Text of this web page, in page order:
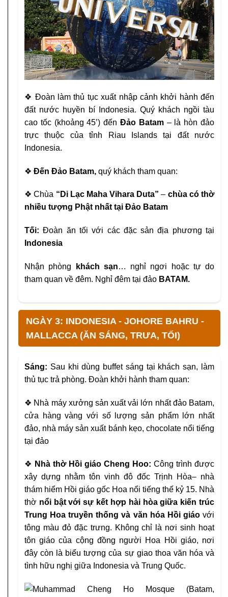
❖ Đoàn làm thủ tục xuất nhập cảnh khởi hành đến
đất nước huyền bí Indonesia. Quý khách ngồi tàu
cao tốc (khoảng 45’)đếnĐảo Batam – là hòn đảo
trực thuộc của tỉnh Riau Islandstại đất nước
Indonesia.
❖ Đến Đảo Batam, quý khách tham quan:
❖Chùa “Di Lạc Maha Vihara Duta”– chùa có thờ
nhiều tượng Phật nhất tại Đảo Batam
Tối:Đoàn ăn tối với các đặc sản địa phương tại
Indonesia
Nhận phòng khách sạn… nghỉ ngơi hoặc tự do
tham quan về đêm. Nghỉ đêm tại đảo BATAM.
NGÀY 3: INDONESIA - JOHORE BAHRU -
MALLACCA (ĂN SÁNG, TRƯA, TỐI)
Sáng: Sau khi dùng buffet sáng tại khách sạn, làm
thủ tục trả phòng. Đoàn khởi hành tham quan:
❖ Nhà máy xưởng sản xuất vải lớn nhất đảo Batam,
cửa
hàng vàng với số lượng sản phẩm lớn nhất
đảo, nhà máy sản xuất bánh kẹo, chocolate nổi tiếng
tại đảo
❖ Nhà thờ Hồi giáo Cheng Hoo: Công trình được
xây dựng nhằm tôn vinh đô đốc Trịnh Hòa– nhà
thám hiểm Hồi giáo gốc Hoa nổi tiếng thế kỷ 15. Nhà
thờ nổi bật với sự kết hợp hài hòa giữa kiến trúc
Trung Hoa truyền thống và văn hóa Hồi giáovới
tông màu đỏ đặc trưng. Không chỉ là nơisinh hoạt
tôn giáo của cộng đồng người Hoa Hồi giáo, nơi
đây còn là biểu tượng của sự giao thoa văn hóa và
tình hữu nghị giữa Indonesia và Trung Quốc.